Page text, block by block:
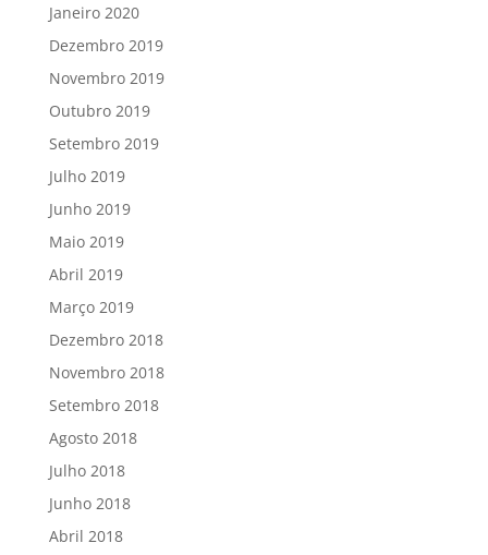
Janeiro 2020
Dezembro 2019
Novembro 2019
Outubro 2019
Setembro 2019
Julho 2019
Junho 2019
Maio 2019
Abril 2019
Março 2019
Dezembro 2018
Novembro 2018
Setembro 2018
Agosto 2018
Julho 2018
Junho 2018
Abril 2018